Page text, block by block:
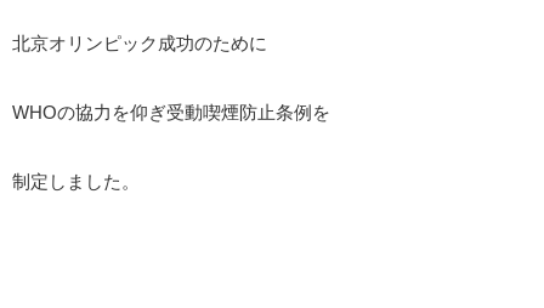
北京オリンピック成功のために
WHOの協力を仰ぎ受動喫煙防止条例を
制定しました。